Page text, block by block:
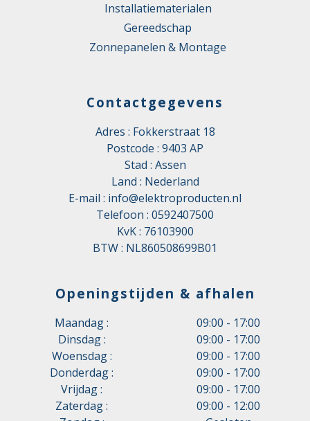
Installatiematerialen
Gereedschap
Zonnepanelen & Montage
Contactgegevens
Adres : Fokkerstraat 18
Postcode : 9403 AP
Stad : Assen
Land : Nederland
E-mail : info@elektroproducten.nl
Telefoon : 0592407500
KvK : 76103900
BTW : NL860508699B01
Openingstijden & afhalen
Maandag :
09:00 - 17:00
Dinsdag :
09:00 - 17:00
Woensdag :
09:00 - 17:00
Donderdag :
09:00 - 17:00
Vrijdag :
09:00 - 17:00
Zaterdag :
09:00 - 12:00